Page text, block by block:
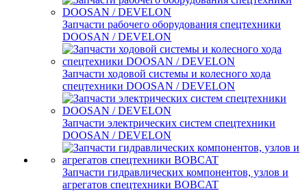
Запчасти рабочего оборудования спецтехники
DOOSAN / DEVELON
Запчасти ходовой системы и колесного хода
спецтехники DOOSAN / DEVELON
Запчасти электрических систем спецтехники
DOOSAN / DEVELON
Запчасти гидравлических компонентов, узлов и
агрегатов спецтехники BOBCAT